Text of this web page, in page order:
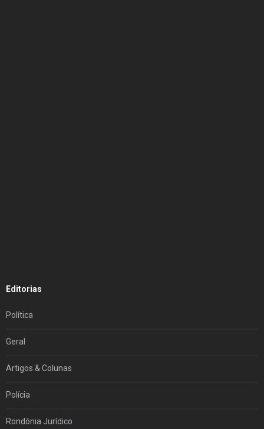
Editorias
Política
Geral
Artigos & Colunas
Polícia
Rondônia Jurídico